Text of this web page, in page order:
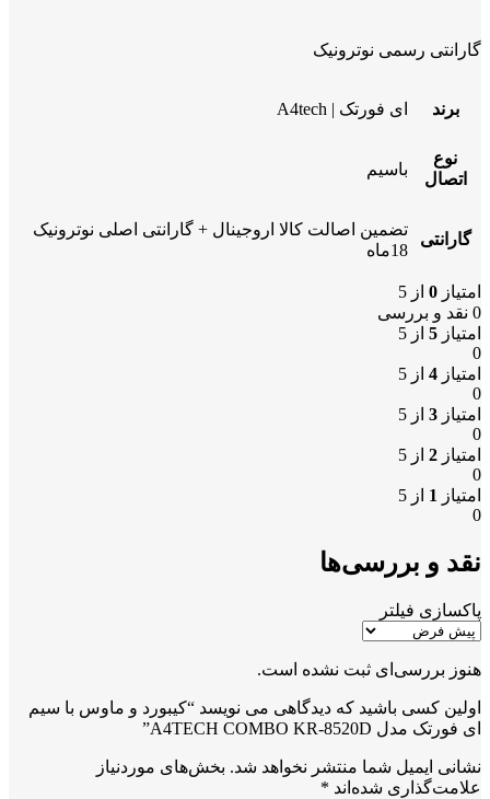
گارانتی رسمی نوترونیک
برند ای فورتک | A4tech
نوع
اتصال
باسیم
گارانتی
تضمین اصالت کالا اروجینال + گارانتی اصلی نوترونیک
18ماه
امتیاز 0 از 5
0 نقد و بررسی
امتیاز 5 از 5
0
امتیاز 4 از 5
0
امتیاز 3 از 5
0
امتیاز 2 از 5
0
امتیاز 1 از 5
0
نقد و بررسی‌ها
پاکسازی فیلتر
هنوز بررسی‌ای ثبت نشده است.
اولین کسی باشید که دیدگاهی می نویسد “کیبورد و ماوس با سیم
ای فورتک مدل A4TECH COMBO KR-8520D”
نشانی ایمیل شما منتشر نخواهد شد. بخش‌های موردنیاز
علامت‌گذاری شده‌اند *